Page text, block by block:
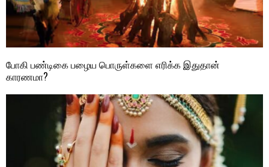
போகி பண்டிகை பழைய பொருள்களை எரிக்க இதுதான்
காரணமா?